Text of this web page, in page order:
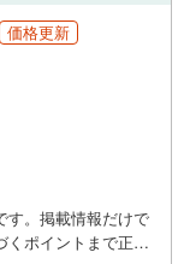
価格更新
す。掲載情報だけで
くポイントまで正直